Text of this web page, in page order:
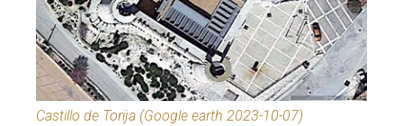
Castillo de Torija (Google earth 2023-10-07)